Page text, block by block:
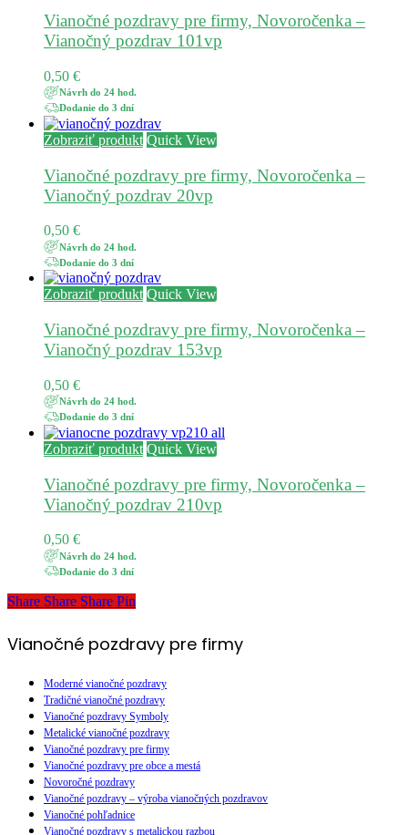
Vianočné pozdravy pre firmy, Novoročenka –
Vianočný pozdrav 101vp
0,50 €
Návrh do 24 hod.
Dodanie do 3 dní
Zobraziť produkt Quick View
Vianočné pozdravy pre firmy, Novoročenka –
Vianočný pozdrav 20vp
0,50 €
Návrh do 24 hod.
Dodanie do 3 dní
Zobraziť produkt Quick View
Vianočné pozdravy pre firmy, Novoročenka –
Vianočný pozdrav 153vp
0,50 €
Návrh do 24 hod.
Dodanie do 3 dní
Zobraziť produkt Quick View
Vianočné pozdravy pre firmy, Novoročenka –
Vianočný pozdrav 210vp
0,50 €
Návrh do 24 hod.
Dodanie do 3 dní
Share
Share Share Share Pin
Vianočné pozdravy pre firmy
Moderné vianočné pozdravy
Tradičné vianočné pozdravy
Vianočné pozdravy Symboly
Metalické vianočné pozdravy
Vianočné pozdravy pre firmy
Vianočné pozdravy pre obce a mestá
Novoročné pozdravy
Vianočné pozdravy – výroba vianočných pozdravov
Vianočné pohľadnice
Vianočné pozdravy s metalickou razbou